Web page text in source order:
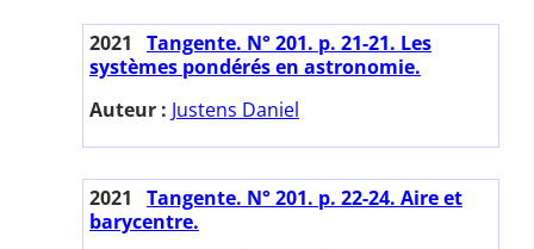
2021
Tangente. N° 201. p. 21-21. Les
systèmes pondérés en astronomie.
Auteur : Justens Daniel
2021
Tangente. N° 201. p. 22-24. Aire et
barycentre.